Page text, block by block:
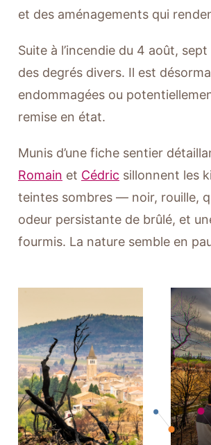
et des aménagements qui
Suite à l’incendie du 4 août,
des degrés divers. Il est
endommagées ou
remise en état.
Munis d’une fiche sentier
Romain et Cédric sillonnent les
teintes sombres — noir, rouille,
odeur persistante de brûlé, et
fourmis. La nature semble en